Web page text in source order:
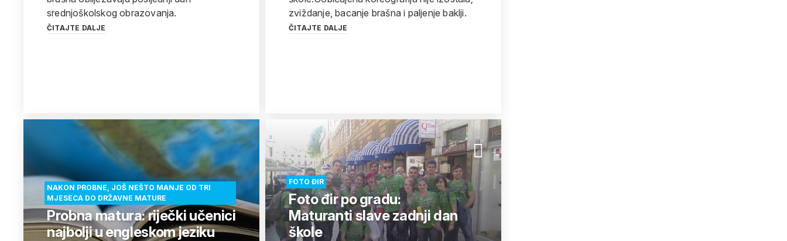
srednjoškolskog obrazovanja.
ČITAJTE DALJE
zviždanje, bacanje brašna i paljenje baklji.
ČITAJTE DALJE
NAKON PROBNE, JOŠ NEŠTO MANJE OD TRI
MJESECA DO DRŽAVNE MATURE
Probna matura: riječki učenici
najbolji u engleskom jeziku
FOTO ĐIR
Foto đir po gradu:
Maturanti slave zadnji dan
škole